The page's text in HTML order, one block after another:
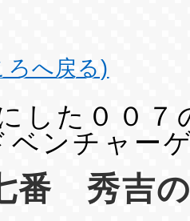
ろへ戻る)
した００７
ベンチャー
番 秀吉